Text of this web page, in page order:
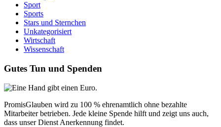
Sport
Sports
Stars und Sternchen
Unkategorisiert
Wirtschaft
Wissenschaft
Gutes Tun und Spenden
PromisGlauben wird zu 100 % ehrenamtlich ohne bezahlte
Mitarbeiter betrieben. Jede kleine Spende hilft und zeigt uns auch,
dass unser Dienst Anerkennung findet.